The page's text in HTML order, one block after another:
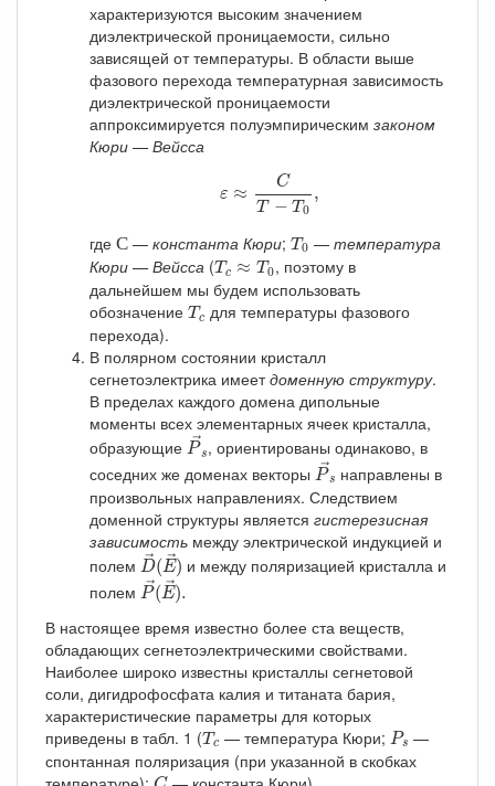
характеризуются высоким значением
диэлектрической проницаемости, сильно
зависящей от температуры. В области выше
фазового перехода температурная зависимость
диэлектрической проницаемости
аппроксимируется полуэмпирическим законом
Кюри — Вейсса
ε ≈
C
T − T0
,
−T
где С
С — константа Кюри; T 0
T0 — температура
Кюри — Вейсса (T c ≈ T 0
Tc ≈T 0 , поэтому в
дальнейшем мы будем использовать
обозначение T c
Tc для температуры фазового
перехода).
В полярном состоянии кристалл
сегнетоэлектрика имеетдоменную структуру.
В пределах каждого домена дипольные
моменты всех элементарных ячеек кристалла,
образующие
→
Ps
P→s
, ориентированы одинаково, в
соседних же доменах векторы
→
Ps
P→s
направлены в
произвольных направлениях. Следствием
доменной структуры является гистерезисная
зависимость между электрической индукцией и
полем →
D( →
E)
D→(E →)
и между поляризацией кристалла и
полем
→
P( →
E).
P→(E→).
В настоящее время известно более ста веществ,
обладающих сегнетоэлектрическими свойствами.
Наиболее широко известны кристаллы сегнетовой
соли, дигидрофосфата калия и титаната бария,
характеристические параметры для которых
приведены в табл. 1 (T c
Tc — температура Кюри; Ps
Ps —
спонтанная поляризация (при указанной в скобках
C